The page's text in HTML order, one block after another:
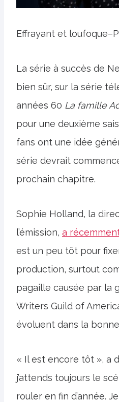
Effrayant et
La série à succès de
bien sûr, sur la série
années 60 La famille
pour une deuxième
fans ont une idée
série devrait
prochain chapitre.
Sophie Holland, la
l’émission, a
est un peu tôt pour
production, surtout
pagaille causée par la
Writers Guild of
évoluent dans la
« Il est encore tôt », a
j’attends toujours le
rouler en fin d’année.